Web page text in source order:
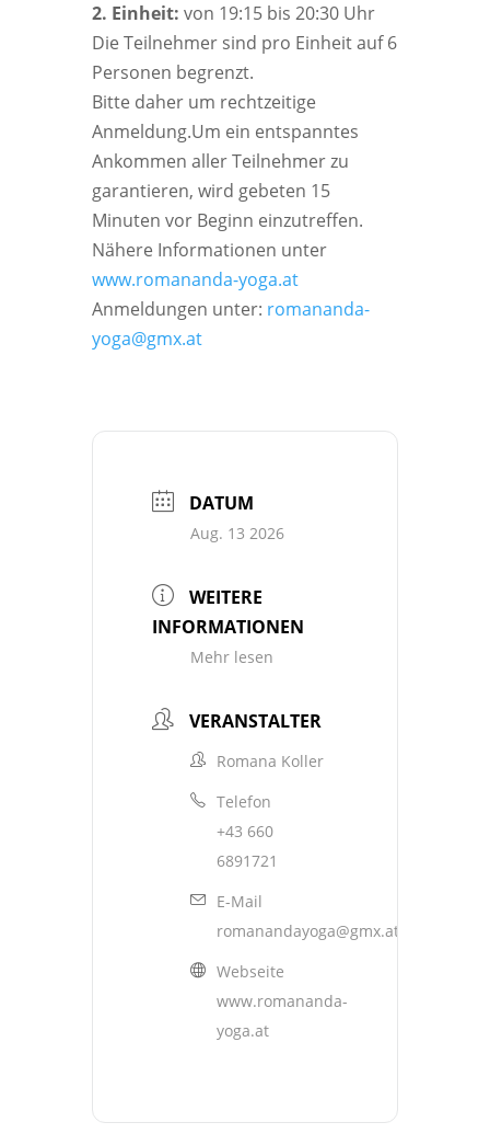
2. Einheit: von 19:15 bis 20:30 Uhr
Die Teilnehmer sind pro Einheit auf 6
Personen begrenzt.
Bitte daher um rechtzeitige
Anmeldung.Um ein entspanntes
Ankommen aller Teilnehmer zu
garantieren, wird gebeten 15
Minuten vor Beginn einzutreffen.
Nähere Informationen unter
www.romananda-yoga.at
Anmeldungen unter: romananda-
yoga@gmx.at
DATUM
Aug. 13 2026
WEITERE
INFORMATIONEN
Mehr lesen
VERANSTALTER
Romana Koller
Telefon
+43 660
6891721
E-Mail
romanandayoga@gmx.at
Webseite
www.romananda-
yoga.at